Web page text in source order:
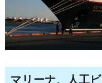
マリーナ、人工